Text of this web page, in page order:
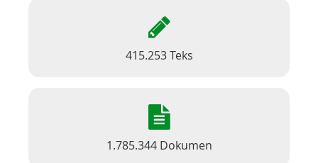
415.253 Teks
1.785.344 Dokumen